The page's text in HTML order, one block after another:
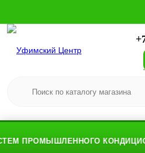
ПРОМЫШЛЕННОГО